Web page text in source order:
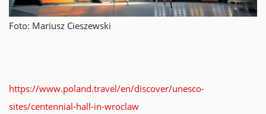
Foto: Mariusz Cieszewski
https://www.poland.travel/en/discover/unesco-
sites/centennial-hall-in-wroclaw